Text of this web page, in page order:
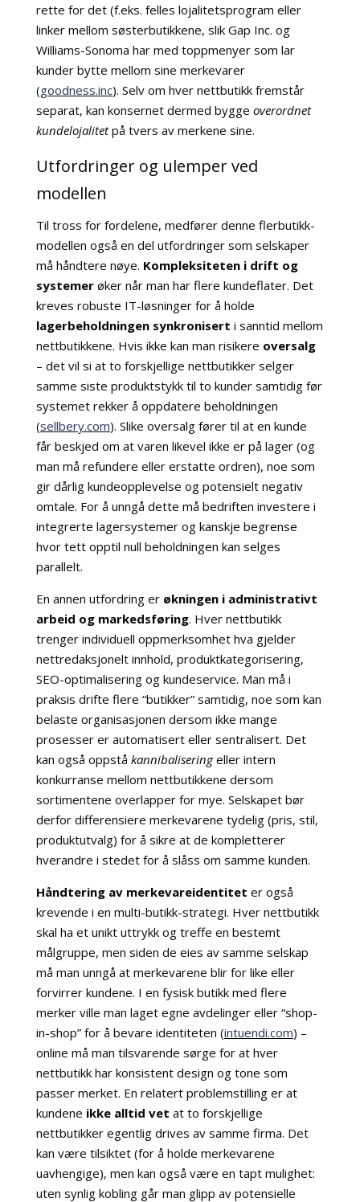
rette for det (f.eks. felles lojalitetsprogram eller
linker mellom søsterbutikkene, slik Gap Inc. og
Williams-Sonoma har med toppmenyer som lar
kunder bytte mellom sine merkevarer
(goodness.inc). Selv om hver nettbutikk fremstår
separat, kan konsernet dermed bygge overordnet
kundelojalitetpå tvers av merkene sine.
Utfordringer og ulemper ved
modellen
Til tross for fordelene, medfører denne flerbutikk-
modellen også en del utfordringer som selskaper
må håndtere nøye. Kompleksiteten i drift og
systemerøker når man har flere kundeflater. Det
kreves robuste IT-løsninger for å holde
lagerbeholdningen synkronisert i sanntid mellom
nettbutikkene. Hvis ikke kan man risikere oversalg
– det vil si at to forskjellige nettbutikker selger
samme siste produktstykk til to kunder samtidig før
systemet rekker å oppdatere beholdningen
(sellbery.com). Slike oversalg fører til at en kunde
får beskjed om at varen likevel ikke er på lager (og
man må refundere eller erstatte ordren), noe som
gir dårlig kundeopplevelse og potensielt negativ
omtale. For å unngå dette må bedriften investere i
integrerte lagersystemer og kanskje begrense
hvor tett opptil null beholdningen kan selges
parallelt.
En annen utfordring er økningen i administrativt
arbeid og markedsføring. Hver nettbutikk
trenger individuell oppmerksomhet hva gjelder
nettredaksjonelt innhold, produktkategorisering,
SEO-optimalisering og kundeservice. Man må i
praksis drifte flere “butikker” samtidig, noe som kan
belaste organisasjonen dersom ikke mange
prosesser er automatisert eller sentralisert. Det
kan også oppstå kannibaliseringeller intern
konkurranse mellom nettbutikkene dersom
sortimentene overlapper for mye. Selskapet bør
derfor differensiere merkevarene tydelig (pris, stil,
produktutvalg) for å sikre at de kompletterer
hverandre i stedet for å slåss om samme kunden.
Håndtering av merkevareidentitet er også
krevende i en multi-butikk-strategi. Hver nettbutikk
skal ha et unikt uttrykk og treffe en bestemt
målgruppe, men siden de eies av samme selskap
må man unngå at merkevarene blir for like eller
forvirrer kundene. I en fysisk butikk med flere
merker ville man laget egne avdelinger eller “shop-
in-shop” for å bevare identiteten (intuendi.com) –
online må man tilsvarende sørge for at hver
nettbutikk har konsistent design og tone som
passer merket. En relatert problemstilling er at
kundene ikke alltid vet at to forskjellige
nettbutikker egentlig drives av samme firma. Det
kan være tilsiktet (for å holde merkevarene
uavhengige), men kan også være en tapt mulighet:
uten synlig kobling går man glipp av potensielle